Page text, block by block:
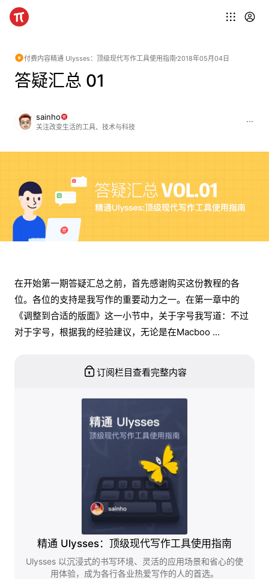
付费内容精通 Ulysses：顶级现代写作工具使用指南 2018年05月04日
答疑汇总 01
sainho
关注改变生活的工具、技术与科技
在开始第一期答疑汇总之前，首先感谢购买这份教程的各
位。各位的支持是我写作的重要动力之一。在第一章中的
《调整到合适的版面》这一小节中，关于字号我写道：不过
对于字号，根据我的经验建议，无论是在Macboo ...
订阅栏目查看完整内容
精通 Ulysses：顶级现代写作工具使用指南
Ulysses 以沉浸式的书写环境、灵活的应用场景和省心的使
用体验，成为各行各业热爱写作的人的首选。